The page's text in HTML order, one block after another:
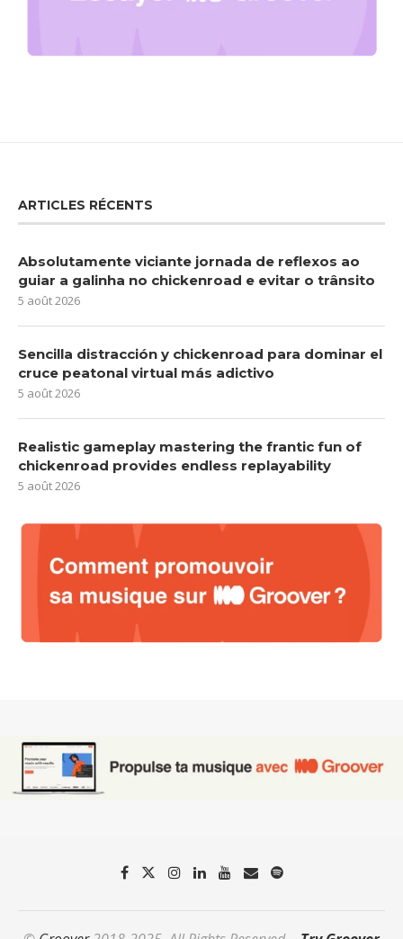
ARTICLES RÉCENTS
Absolutamente viciante jornada de reflexos ao
guiar a galinha no chickenroad e evitar o trânsito
5 août 2026
Sencilla distracción y chickenroad para dominar el
cruce peatonal virtual más adictivo
5 août 2026
Realistic gameplay mastering the frantic fun of
chickenroad provides endless replayability
5 août 2026